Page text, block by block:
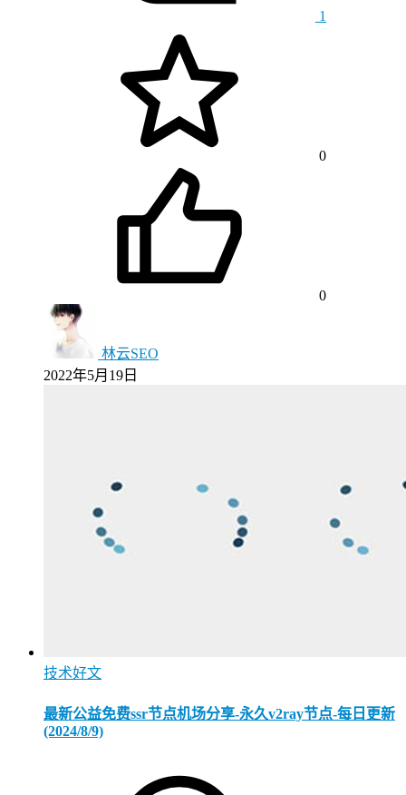
1
0
0
林云SEO
2022年5月19日
技术好文
最新公益免费ssr节点机场分享-永久v2ray节点-每日更新
(2024/8/9)